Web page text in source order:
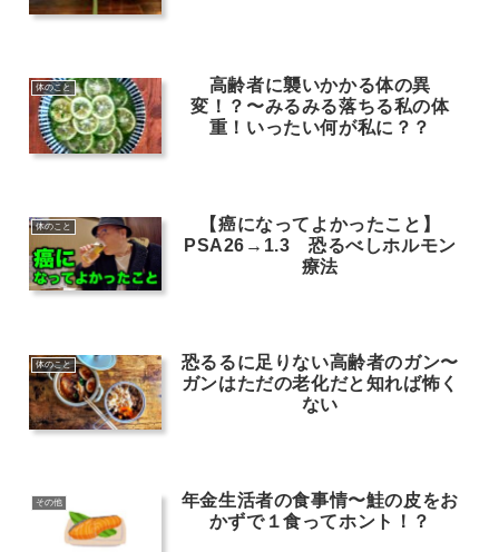
体のこと
高齢者に襲いかかる体の異
変！？〜みるみる落ちる私の体
重！いったい何が私に？？
体のこと
【癌になってよかったこと】
PSA26→1.3 恐るべしホルモン
療法
体のこと
恐るるに足りない高齢者のガン〜
ガンはただの老化だと知れば怖く
ない
その他
年金生活者の食事情〜鮭の皮をお
かずで１食ってホント！？